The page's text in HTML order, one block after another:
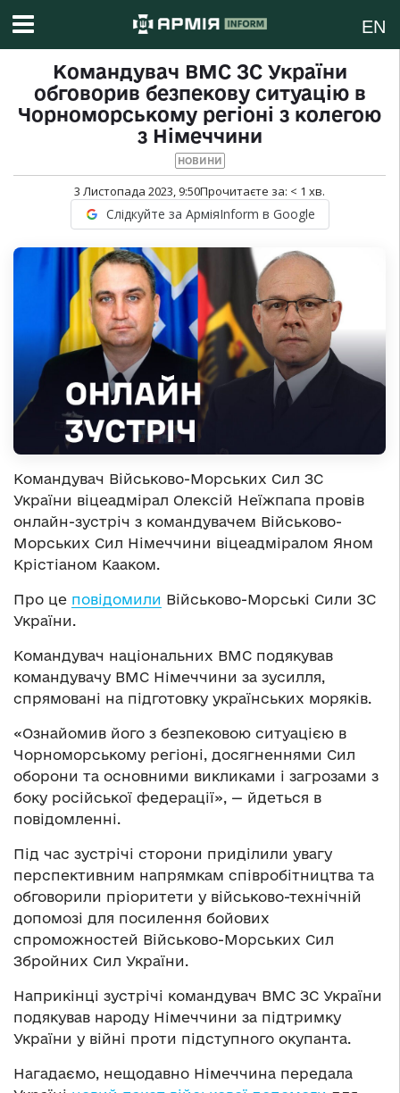
EN
Командувач ВМС ЗС України
обговорив безпекову ситуацію в
Чорноморському регіоні з колегою
з Німеччини
НОВИНИ
3 Листопада 2023, 9:50Прочитаєте за: < 1 хв.
Слідкуйте за АрміяInform в Google
Командувач Військово-Морських Сил ЗС
України віцеадмірал Олексій Неїжпапа провів
онлайн-зустріч з командувачем Військово-
Морських Сил Німеччини віцеадміралом Яном
Крістіаном Кааком.
Про це повідомили Військово-Морські Сили ЗС
України.
Командувач національних ВМС подякував
командувачу ВМС Німеччини за зусилля,
спрямовані на підготовку українських моряків.
«Ознайомив його з безпековою ситуацією в
Чорноморському регіоні, досягненнями Сил
оборони та основними викликами і загрозами з
боку російської федерації», — йдеться в
повідомленні.
Під час зустрічі сторони приділили увагу
перспективним напрямкам співробітництва та
обговорили пріоритети у військово-технічній
допомозі для посилення бойових
спроможностей Військово-Морських Сил
Збройних Сил України.
Наприкінці зустрічі командувач ВМС ЗС України
подякував народу Німеччини за підтримку
України у війні проти підступного окупанта.
Нагадаємо, нещодавно Німеччина передала